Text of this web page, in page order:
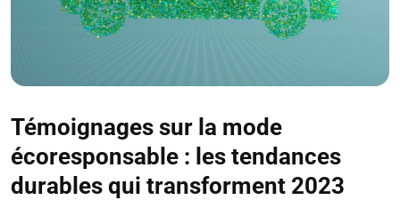
Témoignages sur la mode
écoresponsable : les tendances
durables qui transforment 2023